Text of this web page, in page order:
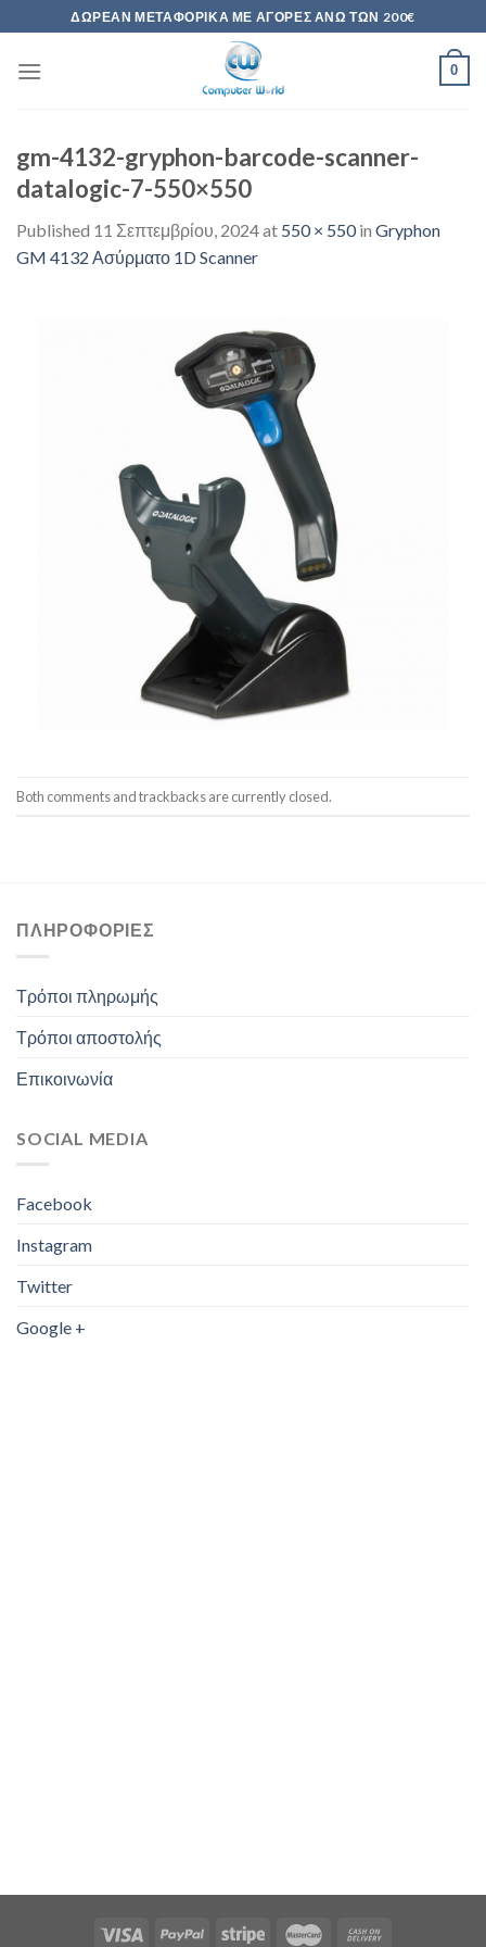
to
content
ΔΩΡΕΆΝ ΜΕΤΑΦΟΡΙΚΆ ΜΕ ΑΓΟΡΈΣ ΆΝΩ ΤΩΝ 200€
0
gm-4132-gryphon-barcode-scanner-
datalogic-7-550×550
Published 11 Σεπτεμβρίου, 2024at 550 × 550in Gryphon
GM 4132 Ασύρματο 1D Scanner
Both comments and trackbacks are currently closed.
ΠΛΗΡΟΦΟΡΊΕΣ
Τρόποι πληρωμής
Τρόποι αποστολής
Επικοινωνία
SOCIAL MEDIA
Facebook
Instagram
Twitter
Google +